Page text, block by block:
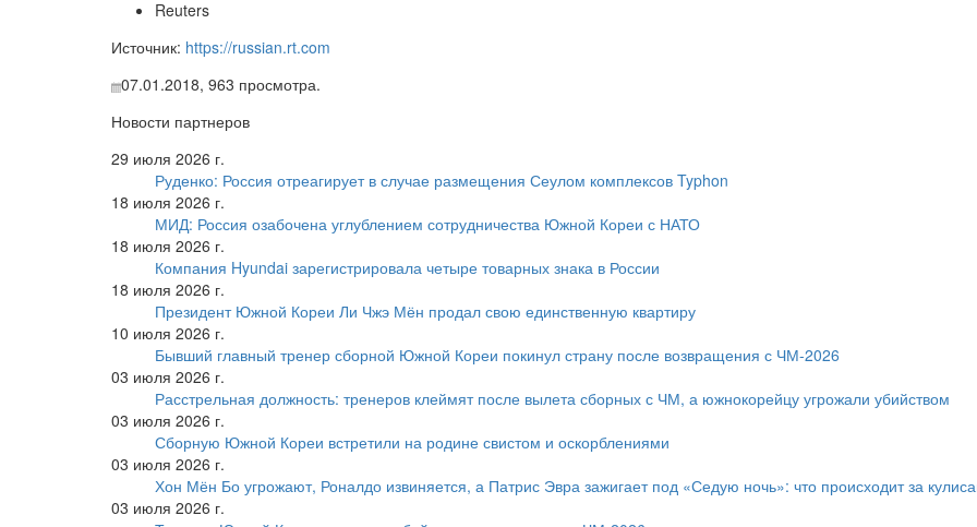
Reuters
Источник: https://russian.rt.com
07.01.2018, 963 просмотра.
Новости партнеров
29 июля 2026 г.
Руденко: Россия отреагирует в случае размещения Сеулом комплексов Typhon
18 июля 2026 г.
МИД: Россия озабочена углублением сотрудничества Южной Кореи с НАТО
18 июля 2026 г.
Компания Hyundai зарегистрировала четыре товарных знака в России
18 июля 2026 г.
Президент Южной Кореи Ли Чжэ Мён продал свою единственную квартиру
10 июля 2026 г.
Бывший главный тренер сборной Южной Кореи покинул страну после возвращения с ЧМ-2026
03 июля 2026 г.
Расстрельная должность: тренеров клеймят после вылета сборных с ЧМ, а южнокорейцу угрожали убийством
03 июля 2026 г.
Сборную Южной Кореи встретили на родине свистом и оскорблениями
03 июля 2026 г.
Хон Мён Бо угрожают, Роналдо извиняется, а Патрис Эвра зажигает под «Седую ночь»: что происходит за
03 июля 2026 г.